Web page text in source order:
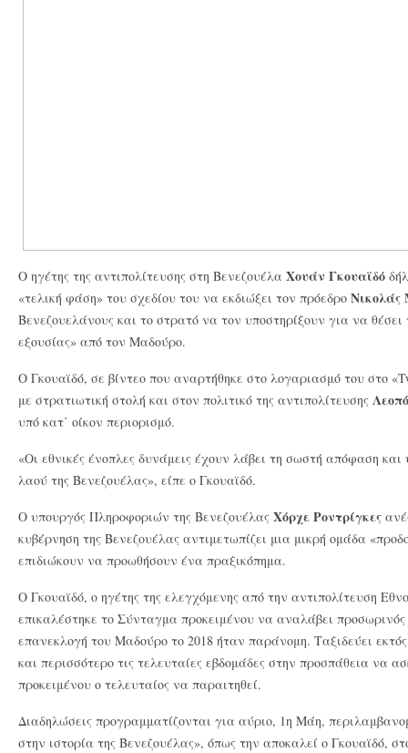
Ο ηγέτης της αντιπολίτευσης στη Βενεζουέλα Χουάν Γκουαϊδό
«τελική φάση» του σχεδίου του να εκδιώξει τον πρόεδρο Νικολάς
Βενεζουελάνους και το στρατό να τον υποστηρίξουν για να
εξουσίας» από τον Μαδούρο.
Ο Γκουαϊδό, σε βίντεο που αναρτήθηκε στο λογαριασμό του στο
με στρατιωτική στολή και στον πολιτικό της αντιπολίτευσης
υπό κατ΄ οίκον περιορισμό.
«Οι εθνικές ένοπλες δυνάμεις έχουν λάβει τη σωστή απόφαση και
λαού της Βενεζουέλας», είπε ο Γκουαϊδό.
Ο υπουργός Πληροφοριών της Βενεζουέλας Χόρχε Ροντρίγκες
κυβέρνηση της Βενεζουέλας αντιμετωπίζει μια μικρή ομάδα
επιδιώκουν να προωθήσουν ένα πραξικόπημα.
Ο Γκουαϊδό, ο ηγέτης της ελεγχόμενης από την αντιπολίτευση
επικαλέστηκε το Σύνταγμα προκειμένου να αναλάβει
επανεκλογή του Μαδούρο το 2018 ήταν παράνομη. Ταξιδεύει
και περισσότερο τις τελευταίες εβδομάδες στην προσπάθεια να
προκειμένου ο τελευταίος να παραιτηθεί.
Διαδηλώσεις προγραμματίζονται για αύριο, 1η Μάη,
στην ιστορία της Βενεζουέλας», όπως την αποκαλεί ο Γκουαϊδό,